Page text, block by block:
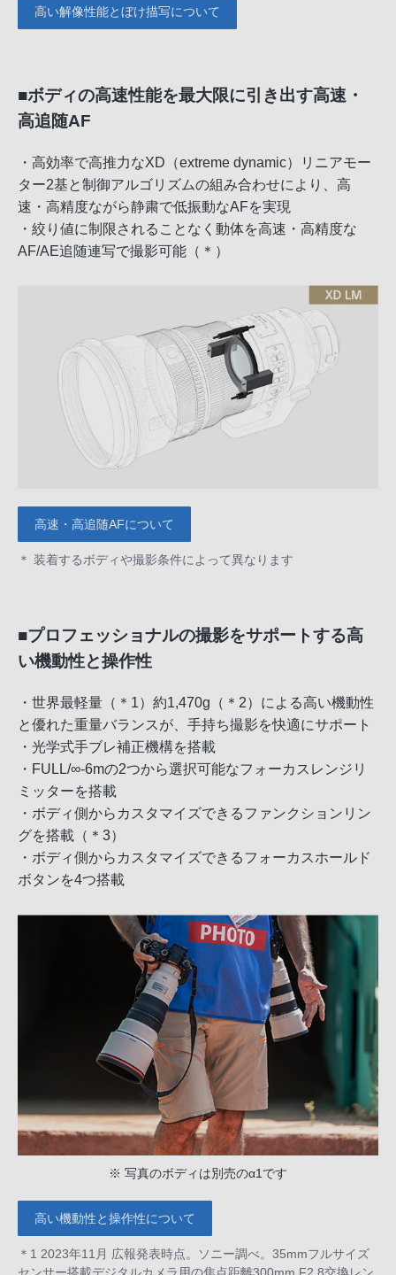
高い解像性能とぼけ描写について
■ボディの高速性能を最大限に引き出す高速・
高追随AF
・高効率で高推力なXD（extreme dynamic）リニアモー
ター2基と制御アルゴリズムの組み合わせにより、高
速・高精度ながら静粛で低振動なAFを実現
・絞り値に制限されることなく動体を高速・高精度な
AF/AE追随連写で撮影可能（＊）
高速・高追随AFについて
＊ 装着するボディや撮影条件によって異なります
■プロフェッショナルの撮影をサポートする高
い機動性と操作性
・世界最軽量（＊1）約1,470g（＊2）による高い機動性
と優れた重量バランスが、手持ち撮影を快適にサポート
・光学式手ブレ補正機構を搭載
・FULL/∞-6mの2つから選択可能なフォーカスレンジリ
ミッターを搭載
・ボディ側からカスタマイズできるファンクションリン
グを搭載（＊3）
・ボディ側からカスタマイズできるフォーカスホールド
ボタンを4つ搭載
※ 写真のボディは別売のα1です
高い機動性と操作性について
＊1 2023年11月 広報発表時点。ソニー調べ。35mmフルサイズ